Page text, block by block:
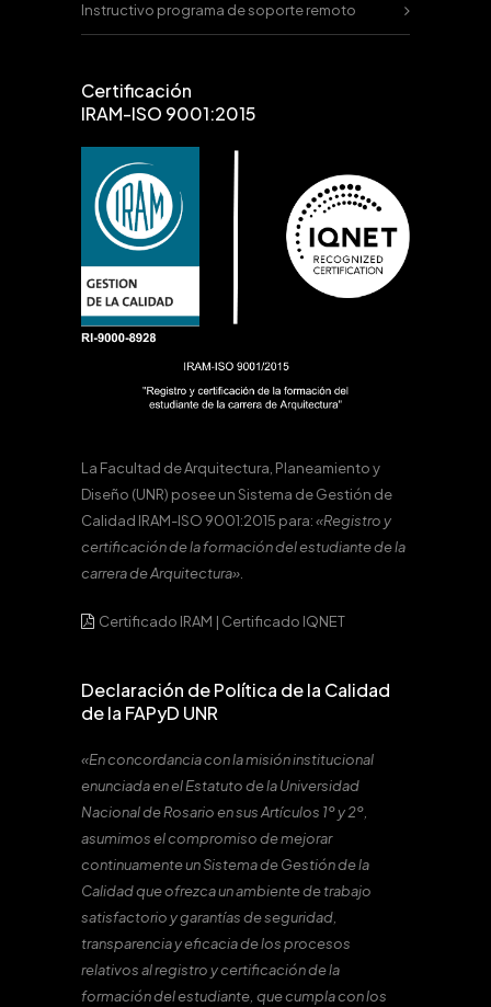
Instructivo programa de soporte remoto
Certificación
IRAM-ISO 9001:2015
La Facultad de Arquitectura, Planeamiento y
Diseño (UNR) posee un Sistema de Gestión de
Calidad IRAM-ISO 9001:2015 para:«Registro y
certificación de la formación del estudiante de la
carrera de Arquitectura».
Certificado IRAM | Certificado IQNET
Declaración de Política de la Calidad
de la FAPyD UNR
«En concordancia con la misión institucional
enunciada en el Estatuto de la Universidad
Nacional de Rosario en sus Artículos 1º y 2º,
asumimos el compromiso de mejorar
continuamente un Sistema de Gestión de la
Calidad que ofrezca un ambiente de trabajo
satisfactorio y garantías de seguridad,
transparencia y eficacia de los procesos
relativos al registro y certificación de la
formación del estudiante, que cumpla con los